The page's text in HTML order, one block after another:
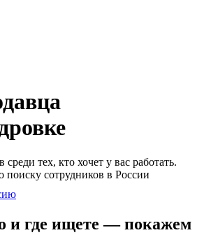
тех, кто хочет у вас работать.
поиску сотрудников в России
и где ищете — покажем